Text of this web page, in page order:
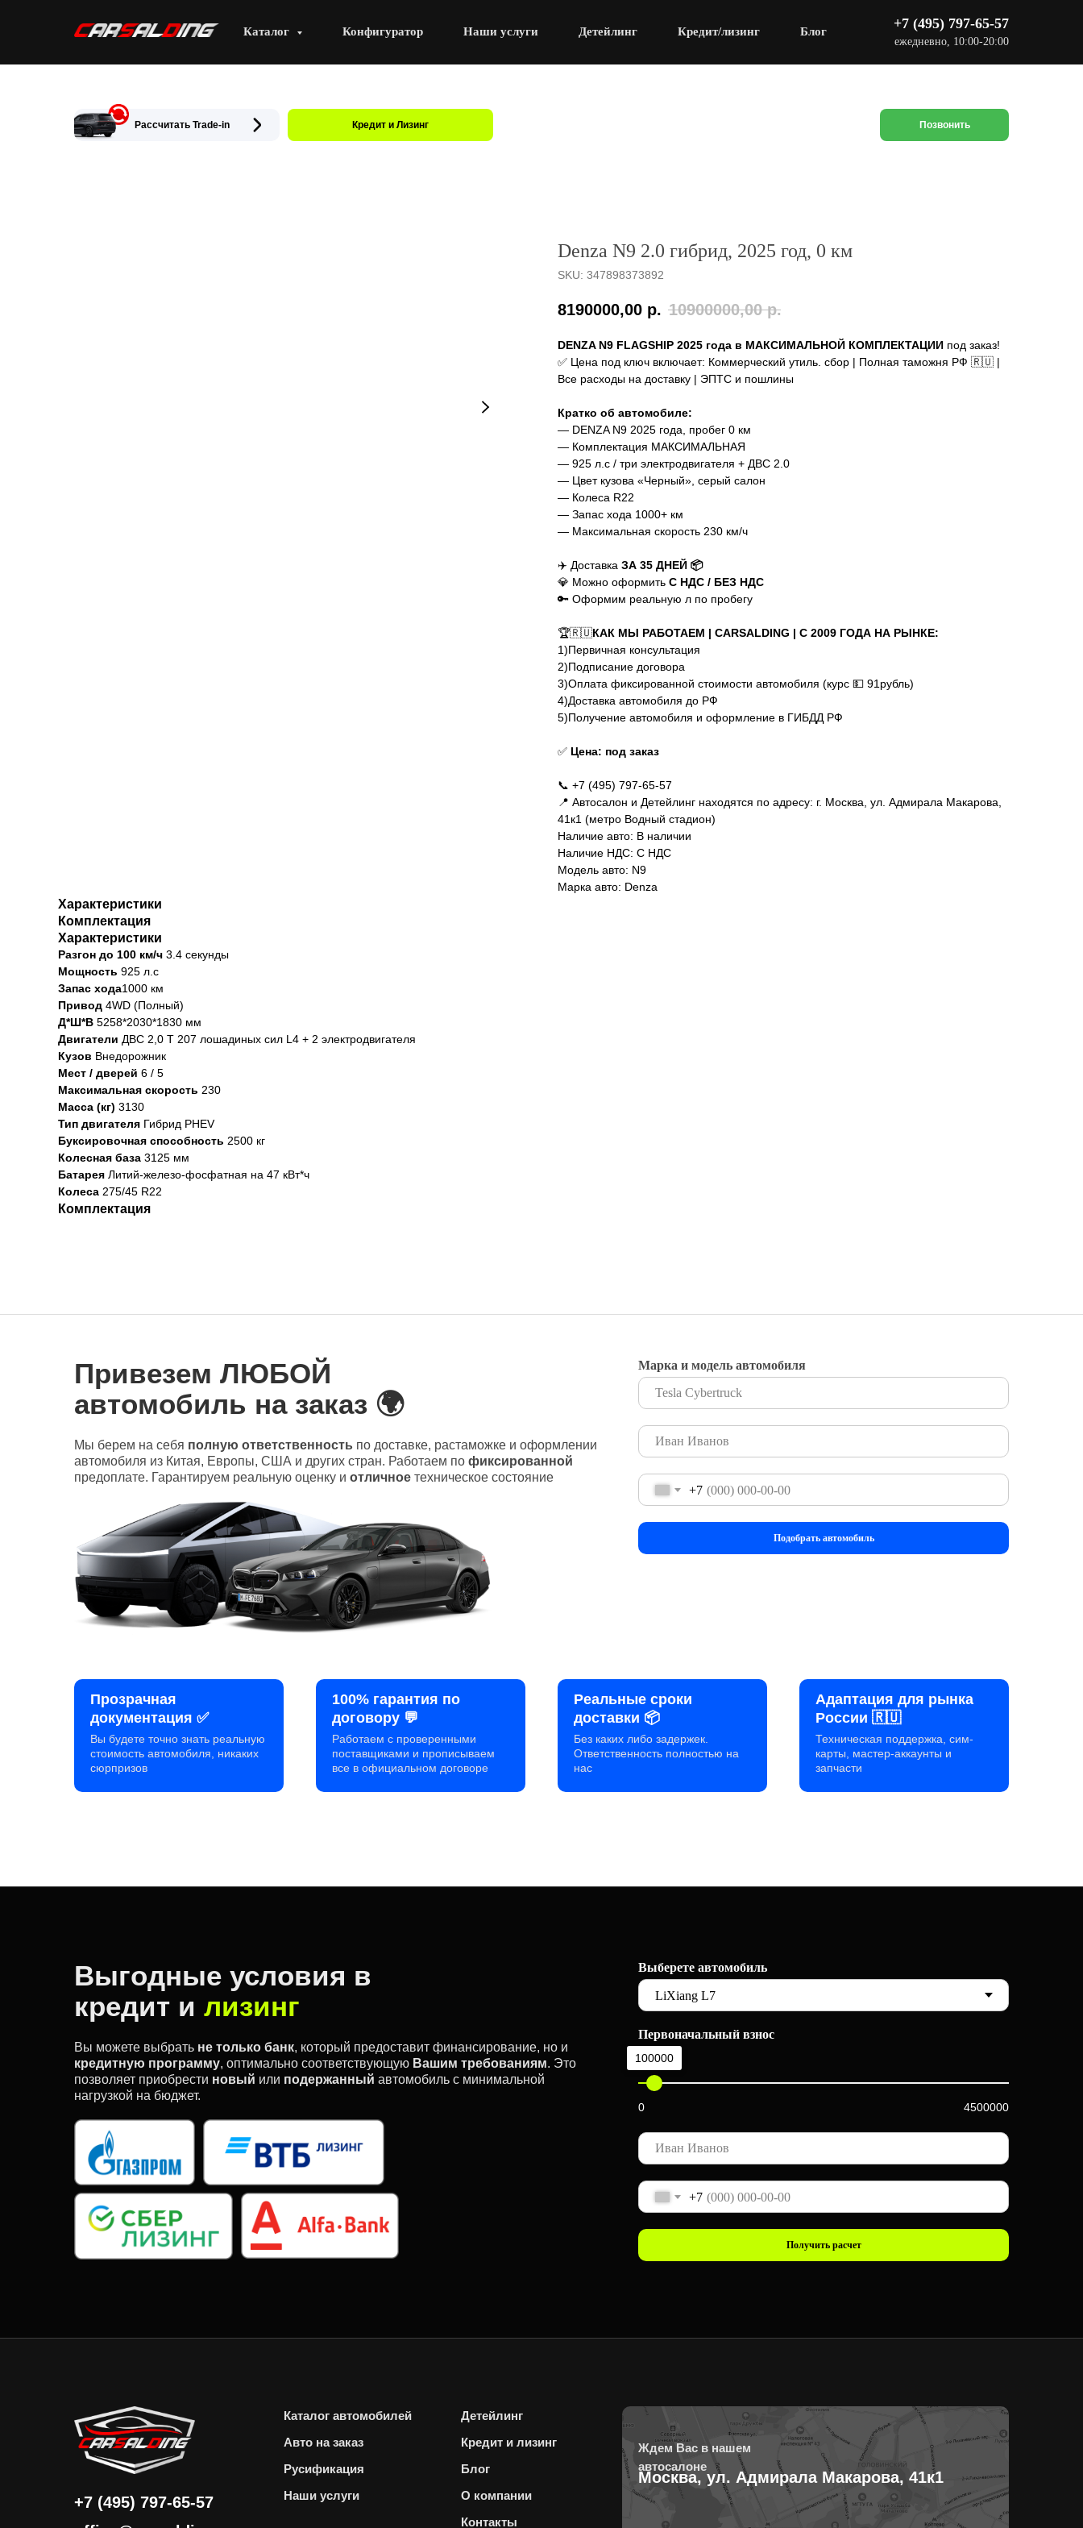
Каталог Конфигуратор Наши услуги Детейлинг Кредит/лизинг Блог +7 (495) 797-65-57
ежедневно, 10:00-20:00
Рассчитать Trade-in Кредит и Лизинг Позвонить
Denza N9 2.0 гибрид, 2025 год, 0 км
SKU: 347898373892
8190000,00 р. 10900000,00 р.
DENZA N9 FLAGSHIP 2025 года в МАКСИМАЛЬНОЙ КОМПЛЕКТАЦИИ под заказ!
✅ Цена под ключ включает: Коммерческий утиль. сбор | Полная таможня РФ 🇷🇺 |
Все расходы на доставку | ЭПТС и пошлины
Кратко об автомобиле:
— DENZA N9 2025 года, пробег 0 км
— Комплектация МАКСИМАЛЬНАЯ
— 925 л.с / три электродвигателя + ДВС 2.0
— Цвет кузова «Черный», серый салон
— Колеса R22
— Запас хода 1000+ км
— Максимальная скорость 230 км/ч
✈️ Доставка ЗА 35 ДНЕЙ 📦
💎 Можно оформить С НДС / БЕЗ НДС
🔑 Оформим реальную л по пробегу
🏆🇷🇺КАК МЫ РАБОТАЕМ | CARSALDING | С 2009 ГОДА НА РЫНКЕ:
1)Первичная консультация
2)Подписание договора
3)Оплата фиксированной стоимости автомобиля (курс 💵 91рубль)
4)Доставка автомобиля до РФ
5)Получение автомобиля и оформление в ГИБДД РФ
✅ Цена: под заказ
📞 +7 (495) 797-65-57
📍 Автосалон и Детейлинг находятся по адресу: г. Москва, ул. Адмирала Макарова,
41к1 (метро Водный стадион)
Наличие авто: В наличии
Наличие НДС: С НДС
Модель авто: N9
Марка авто: Denza
Характеристики
Комплектация
Характеристики
Разгон до 100 км/ч 3.4 секунды
Мощность 925 л.с
Запас хода1000 км
Привод 4WD (Полный)
Д*Ш*В 5258*2030*1830 мм
Двигатели ДВС 2,0 Т 207 лошадиных сил L4 + 2 электродвигателя
Кузов Внедорожник
Мест / дверей 6 / 5
Максимальная скорость 230
Масса (кг) 3130
Тип двигателя Гибрид PHEV
Буксировочная способность 2500 кг
Колесная база 3125 мм
Батарея Литий-железо-фосфатная на 47 кВт*ч
Колеса 275/45 R22
Комплектация
Привезем ЛЮБОЙ
автомобиль на заказ 🌍
Мы берем на себя полную ответственность по доставке, растаможке и оформлении
автомобиля из Китая, Европы, США и других стран. Работаем по фиксированной
предоплате. Гарантируем реальную оценку и отличное техническое состояние
Марка и модель автомобиля
+7
Подобрать автомобиль
Прозрачная
документация ✅
Вы будете точно знать реальную
стоимость автомобиля, никаких
сюрпризов
100% гарантия по
договору 💬
Работаем с проверенными
поставщиками и прописываем
все в официальном договоре
Реальные сроки
доставки 📦
Без каких либо задержек.
Ответственность полностью на
нас
Адаптация для рынка
России 🇷🇺
Техническая поддержка, сим-
карты, мастер-аккаунты и
запчасти
Выгодные условия в
кредит и лизинг
Вы можете выбрать не только банк, который предоставит финансирование, но и
кредитную программу, оптимально соответствующую Вашим требованиям. Это
позволяет приобрести новый или подержанный автомобиль с минимальной
нагрузкой на бюджет.
Выберете автомобиль
Первоначальный взнос
100000
0 4500000
+7
Получить расчет
Контакты
Кредит и лизинг
Блог
Наши услуги
Авто на заказ
Русификация
Детейлинг
О компании
+7 (495) 797-65-57
Каталог автомобилей
Москва, ул. Адмирала Макарова, 41к1
Ждем Вас в нашем
автосалоне